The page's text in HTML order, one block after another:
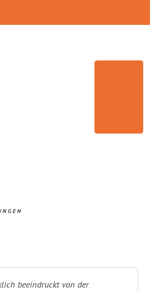
beeindruckt von der